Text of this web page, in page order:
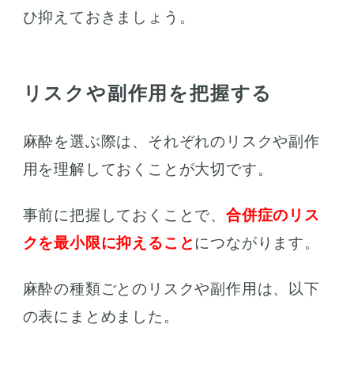
ひ抑えておきましょう。
リスクや副作用を把握する
麻酔を選ぶ際は、それぞれのリスクや副作
用を理解しておくことが大切です。
事前に把握しておくことで、合併症のリス
クを最小限に抑えることにつながります。
麻酔の種類ごとのリスクや副作用は、以下
の表にまとめました。